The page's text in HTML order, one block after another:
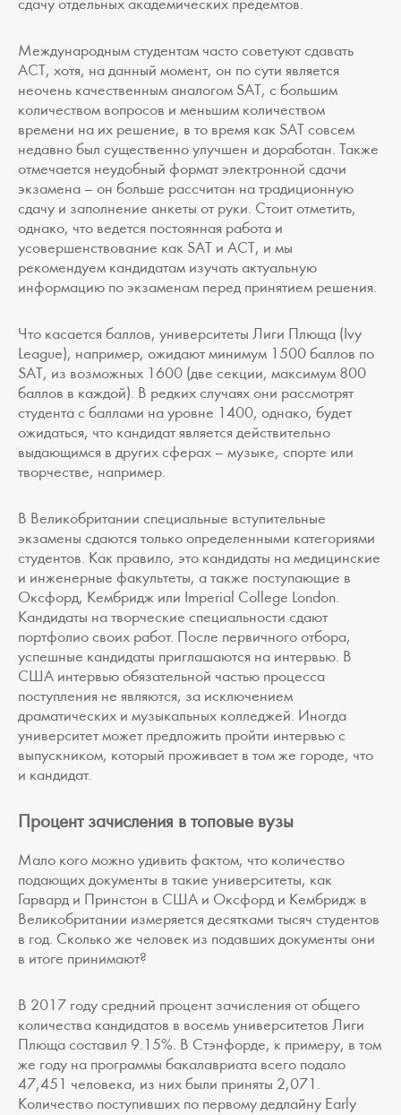
сдачу отдельных академических предемтов.
Международным студентам часто советуют сдавать
ACT, хотя, на данный момент, он по сути является
неочень качественным аналогом SAT, с большим
количеством вопросов и меньшим количеством
времени на их решение, в то время как SAT совсем
недавно был существенно улучшен и доработан. Также
отмечается неудобный формат электронной сдачи
экзамена – он больше рассчитан на традиционную
сдачу и заполнение анкеты от руки. Стоит отметить,
однако, что ведется постоянная работа и
усовершенствование как SAT и ACT, и мы
рекомендуем кандидатам изучать актуальную
информацию по экзаменам перед принятием решения.
Что касается баллов, университеты Лиги Плюща (Ivy
League), например, ожидают минимум 1500 баллов по
SAT, из возможных 1600 (две секции, максимум 800
баллов в каждой). В редких случаях они рассмотрят
студента с баллами на уровне 1400, однако, будет
ожидаться, что кандидат является действительно
выдающимся в других сферах – музыке, спорте или
творчестве, например.
В Великобритании специальные вступительные
экзамены сдаются только определенными категориями
студентов. Как правило, это кандидаты на медицинские
и инженерные факультеты, а также поступающие в
Оксфорд, Кембридж или Imperial College London.
Кандидаты на творческие специальности сдают
портфолио своих работ. После первичного отбора,
успешные кандидаты приглашаются на интервью. В
США интервью обязательной частью процесса
поступления не являются, за исключением
драматических и музыкальных колледжей. Иногда
университет может предложить пройти интервью с
выпускником, который проживает в том же городе, что
и кандидат.
Процент зачисления в топовые вузы
Мало кого можно удивить фактом, что количество
подающих документы в такие университеты, как
Гарвард и Принстон в США и Оксфорд и Кембридж в
Великобритании измеряется десятками тысяч студентов
в год. Сколько же человек из подавших документы они
в итоге принимают?
В 2017 году средний процент зачисления от общего
количества кандидатов в восемь университетов Лиги
Плюща составил 9.15%. В Стэнфорде, к примеру, в том
же году на программы бакалавриата всего подало
47,451 человека, из них были приняты 2,071.
Количество поступивших по первому дедлайну Early